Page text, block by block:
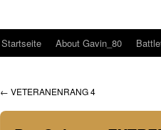
Startseite About Gavin_80
← VETERANENRANG 4